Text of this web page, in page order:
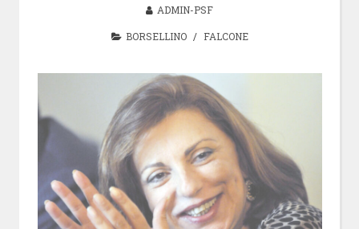
ADMIN-PSF
BORSELLINO/ FALCONE